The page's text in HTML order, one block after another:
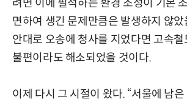
려면 이에 필적하는 환경 조성이 기본
면하여 생긴 문제만큼은 발생하지 않았
안대로 오송에 청사를 지었다면 고속
불편이라도 해소되었을 것이다.
이제 다시 그 시절이 왔다. “서울에 남